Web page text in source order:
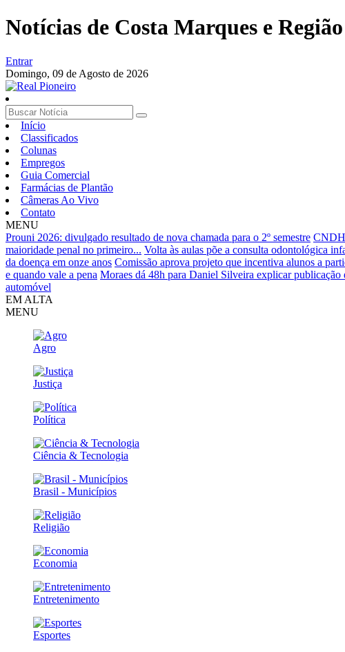
Notícias de Costa Marques e Região
Entrar
Domingo, 09 de Agosto de 2026
Início
Classificados
Colunas
Empregos
Guia Comercial
Farmácias de Plantão
Câmeras Ao Vivo
Contato
MENU
Prouni 2026: divulgado resultado de nova chamada para o 2º semestre CNDH
maioridade penal no primeiro... Volta às aulas põe a consulta odontológica
da doença em onze anos Comissão aprova projeto que incentiva alunos a
e quando vale a pena Moraes dá 48h para Daniel Silveira explicar publicação
automóvel
EM ALTA
MENU
Agro
Justiça
Política
Ciência & Tecnologia
Brasil - Municípios
Religião
Economia
Entretenimento
Esportes